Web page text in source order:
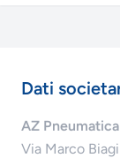
Dati
AZ
Via Marco